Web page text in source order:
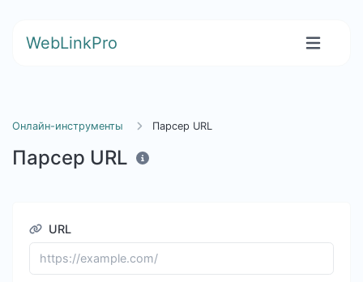
WebLinkPro
Онлайн-инструменты Парсер URL
Парсер URL
URL